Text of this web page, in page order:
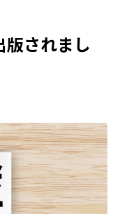
版されまし